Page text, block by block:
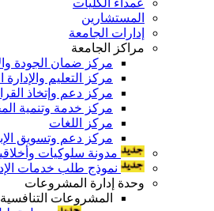
المستشارين
إدارات الجامعة
مراكز الجامعة
مركز ضمان الجودة
مركز التعليم والإدارة
مركز دعم وإتخاذ
مركز خدمة وتنمية
مركز اللغات
مركز دعم وتسويق
مدونة سلوكيات
نموذج طلب خدمات
وحدة إدارة المشروعات
المشروعات التنافسية